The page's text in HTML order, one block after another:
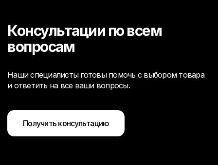
Консультации по всем
вопросам
Наши специалисты готовы помочь с выбором товара
и ответить на все ваши вопросы.
Получить консультацию